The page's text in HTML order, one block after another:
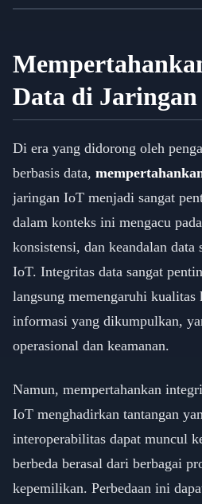
Data di
Di era yang didorong oleh
berbasis data,
jaringan IoT menjadi sangat
dalam konteks ini mengacu
konsistensi, dan keandalan data
IoT. Integritas data sangat
langsung memengaruhi kualitas
informasi yang dikumpulkan,
operasional dan keamanan.
Namun, mempertahankan
IoT menghadirkan tantangan
interoperabilitas dapat muncul
berbeda berasal dari berbagai
kepemilikan. Perbedaan ini